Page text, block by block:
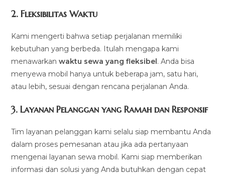
2.Fleksibilitas Waktu
Kami mengerti bahwa setiap perjalanan memiliki
kebutuhan yang berbeda. Itulah mengapa kami
menawarkanwaktu sewa yang fleksibel. Anda bisa
menyewa mobil hanya untuk beberapa jam, satu hari,
atau lebih, sesuai dengan rencana perjalanan Anda.
3.Layanan Pelanggan yang Ramah dan Responsif
Tim layanan pelanggan kami selalu siap membantu Anda
dalam proses pemesanan atau jika ada pertanyaan
mengenai layanan sewa mobil. Kami siap memberikan
informasi dan solusi yang Anda butuhkan dengan cepat